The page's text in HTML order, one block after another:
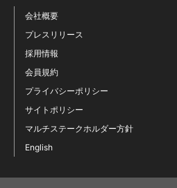
会社概要
プレスリリース
採用情報
会員規約
プライバシーポリシー
サイトポリシー
マルチステークホルダー方針
English